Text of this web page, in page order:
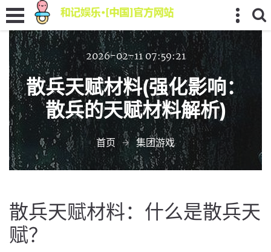
2026-02-11 07:59:21
散兵天赋材料(强化影响：
散兵的天赋材料解析)
首页 集团游戏
散兵天赋材料：什么是散兵天
赋？